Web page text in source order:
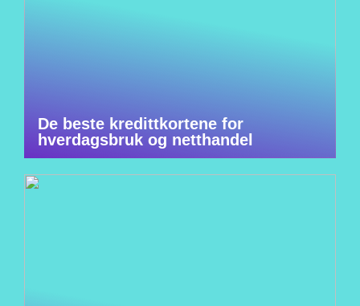
De beste kredittkortene for
hverdagsbruk og netthandel